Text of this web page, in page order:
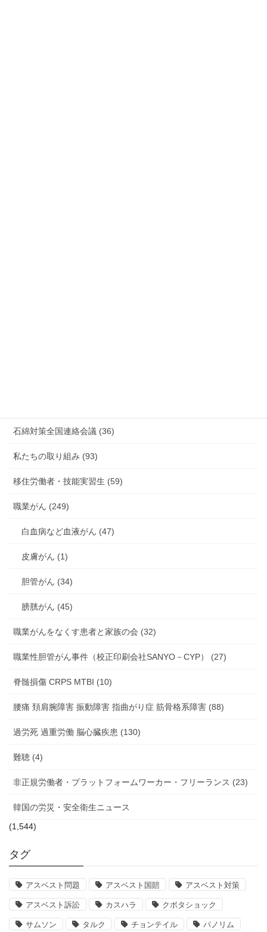
石綿対策全国連絡会議 (36)
私たちの取り組み (93)
移住労働者・技能実習生 (59)
職業がん (249)
白血病など血液がん (47)
皮膚がん (1)
胆管がん (34)
膀胱がん (45)
職業がんをなくす患者と家族の会 (32)
職業性胆管がん事件（校正印刷会社SANYO－CYP） (27)
脊髄損傷 CRPS MTBI (10)
腰痛 頚肩腕障害 振動障害 指曲がり症 筋骨格系障害 (88)
過労死 過重労働 脳心臓疾患 (130)
難聴 (4)
非正規労働者・プラットフォームワーカー・フリーランス (23)
韓国の労災・安全衛生ニュース
(1,544)
タグ
アスベスト問題 アスベスト国賠 アスベスト対策
アスベスト訴訟 カスハラ クボタショック
サムソン タルク チョンテイル パノリム